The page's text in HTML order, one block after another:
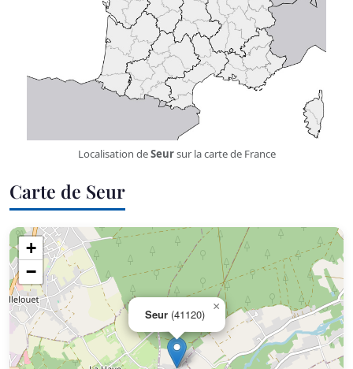
Localisation deSeursur la carte de France
Carte de Seur
Seur (41120)
×
+
−